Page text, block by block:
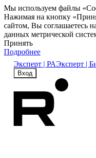
Мы используем файлы
Нажимая на кнопку
сайтом, Вы соглашаетесь
данных метрической
Принять
Подробнее
Эксперт | РАЭксперт |
Вход